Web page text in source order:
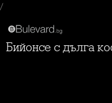
/
Бийонсе с дълга